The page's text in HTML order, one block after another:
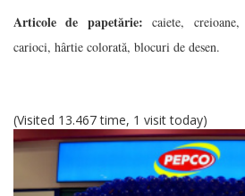
Articole de papetărie: caiete,
carioci, hârtie colorată, blocuri de desen.
(Visited 13.467 time, 1 visit today)